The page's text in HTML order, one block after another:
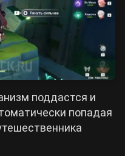
поддастся и
попадая